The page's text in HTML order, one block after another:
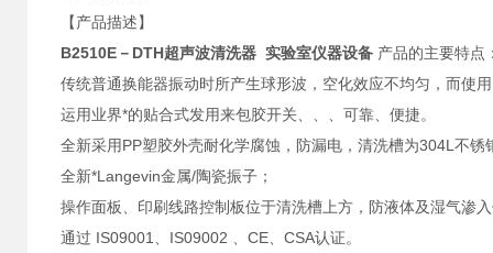
【产品描述】
B2510E－DTH超声波清洗器 实验室仪器设备 产品的主要特点
传统普通换能器振动时所产生球形波，空化效应不均匀，而使
运用业界*的贴合式发用来包胶开关、、、可靠、便捷。
全新采用PP塑胶外壳耐化学腐蚀，防漏电，清洗槽为304L不锈
全新*Langevin金属/陶瓷振子；
操作面板、印刷线路控制板位于清洗槽上方，防液体及湿气渗
通过 IS09001、IS09002 、CE、CSA认证。